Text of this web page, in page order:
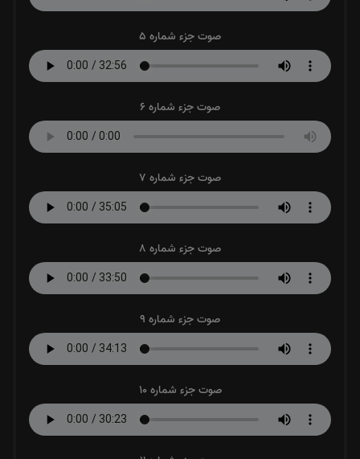
صوت جزء شماره 5
صوت جزء شماره 6
صوت جزء شماره 7
صوت جزء شماره 8
صوت جزء شماره 9
صوت جزء شماره 10